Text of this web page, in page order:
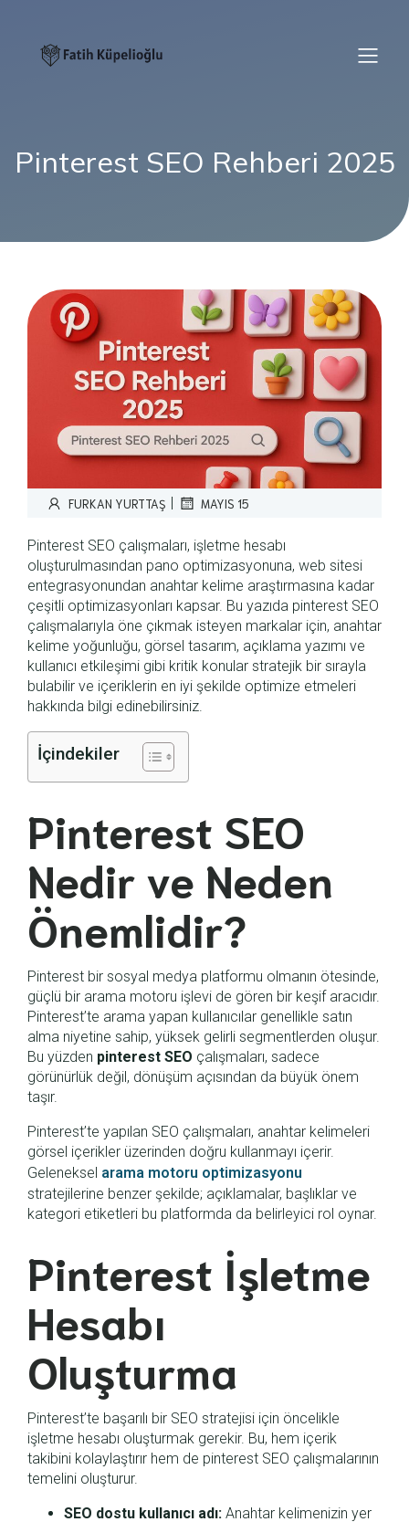
Pinterest SEO Rehberi 2025
FURKAN YURTTAŞ MAYIS 15
Pinterest SEO çalışmaları, işletme hesabı
oluşturulmasından pano optimizasyonuna, web sitesi
entegrasyonundan anahtar kelime araştırmasına kadar
çeşitli optimizasyonları kapsar. Bu yazıda pinterest SEO
çalışmalarıyla öne çıkmak isteyen markalar için, anahtar
kelime yoğunluğu, görsel tasarım, açıklama yazımı ve
kullanıcı etkileşimi gibi kritik konular stratejik bir sırayla
bulabilir ve içeriklerin en iyi şekilde optimize etmeleri
hakkında bilgi edinebilirsiniz.
İçindekiler
Pinterest SEO
Nedir ve Neden
Önemlidir?
Pinterest bir sosyal medya platformu olmanın ötesinde,
güçlü bir arama motoru işlevi de gören bir keşif aracıdır.
Pinterest’te arama yapan kullanıcılar genellikle satın
alma niyetine sahip, yüksek gelirli segmentlerden oluşur.
Bu yüzden pinterest SEO çalışmaları, sadece
görünürlük değil, dönüşüm açısından da büyük önem
taşır.
Pinterest’te yapılan SEO çalışmaları, anahtar kelimeleri
görsel içerikler üzerinden doğru kullanmayı içerir.
Geleneksel arama motoru optimizasyonu
stratejilerine benzer şekilde; açıklamalar, başlıklar ve
kategori etiketleri bu platformda da belirleyici rol oynar.
Pinterest İşletme
Hesabı
Oluşturma
Pinterest’te başarılı bir SEO stratejisi için öncelikle
işletme hesabı oluşturmak gerekir. Bu, hem içerik
takibini kolaylaştırır hem de pinterest SEO çalışmalarının
temelini oluşturur.
SEO dostu kullanıcı adı: Anahtar kelimenizin yer